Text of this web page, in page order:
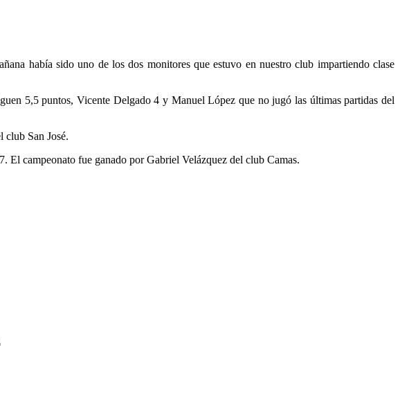
había sido uno de los dos monitores que estuvo en nuestro club impartiendo clase
5,5 puntos, Vicente Delgado 4 y Manuel López que no jugó las últimas partidas del
club San José.
El campeonato fue ganado por Gabriel Velázquez del club Camas.